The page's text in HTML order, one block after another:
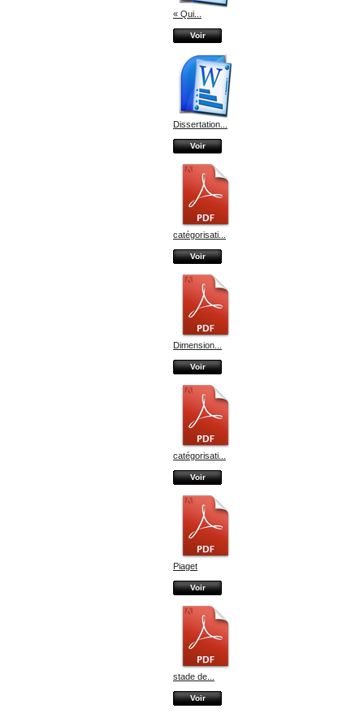
« Qui...
Voir
Dissertation...
Voir
catégorisati...
Voir
Dimension...
Voir
catégorisati...
Voir
Piaget
Voir
stade de...
Voir